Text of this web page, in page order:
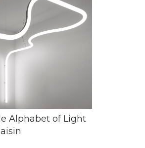
Alphabet of Light